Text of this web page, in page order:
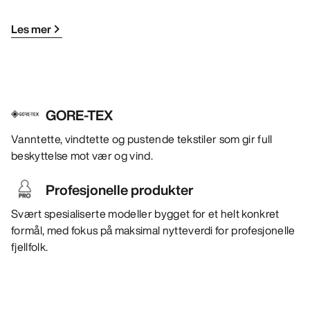
Les mer
GORE-TEX
Vanntette, vindtette og pustende tekstiler som gir full
beskyttelse mot vær og vind.
Profesjonelle produkter
Svært spesialiserte modeller bygget for et helt konkret
formål, med fokus på maksimal nytteverdi for profesjonelle
fjellfolk.